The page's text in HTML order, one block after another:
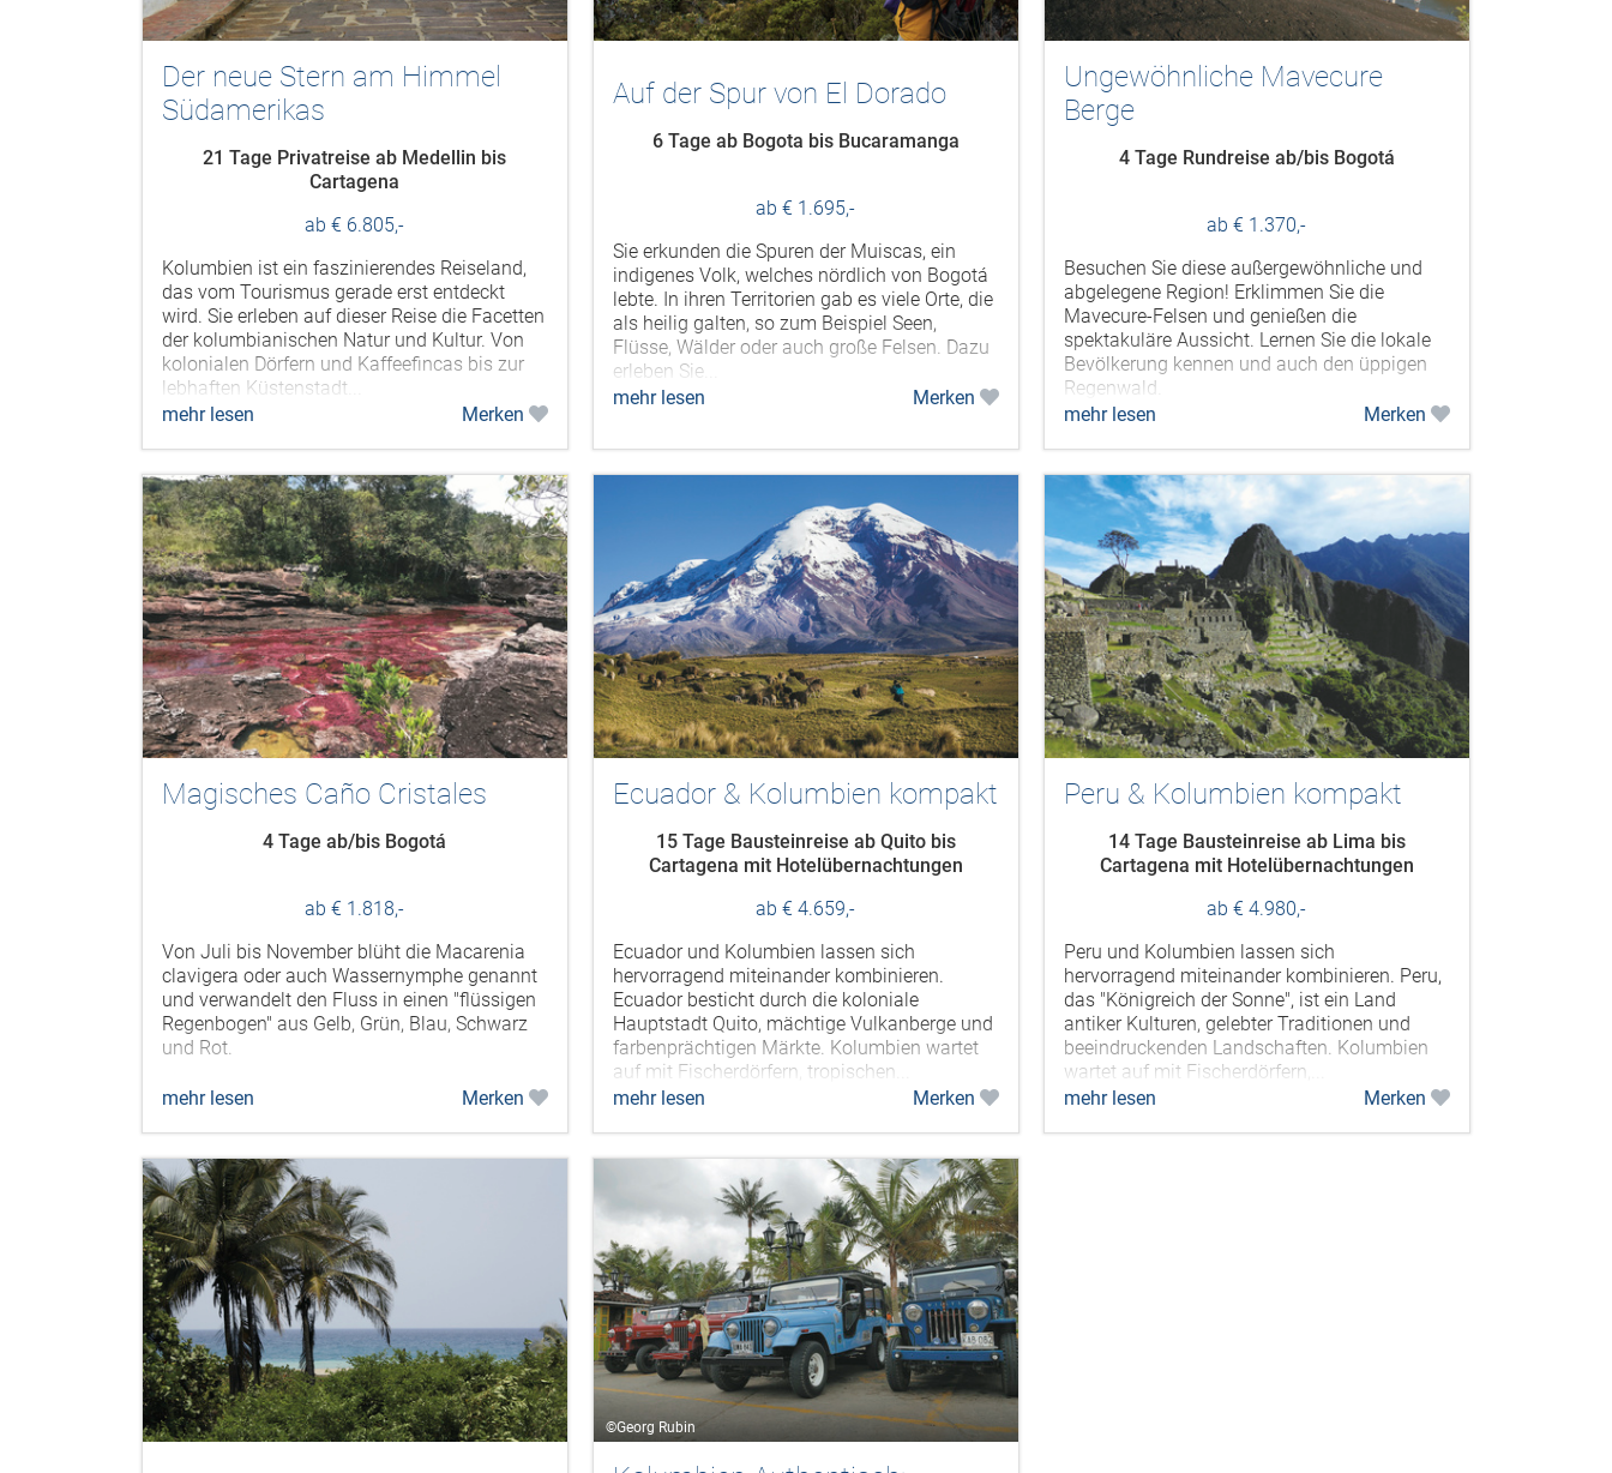
Der neue Stern am Himmel
Südamerikas
21 Tage Privatreise ab Medellin bis
Cartagena
ab € 6.805,-
Kolumbien ist ein faszinierendes Reiseland,
das vom Tourismus gerade erst entdeckt
wird. Sie erleben auf dieser Reise die Facetten
der kolumbianischen Natur und Kultur. Von
kolonialen Dörfern und Kaffeefincas bis zur
lebhaften Küstenstadt...
mehr lesen
Merken
Auf der Spur von El Dorado
6 Tage ab Bogota bis Bucaramanga
ab € 1.695,-
Sie erkunden die Spuren der Muiscas, ein
indigenes Volk, welches nördlich von Bogotá
lebte. In ihren Territorien gab es viele Orte, die
als heilig galten, so zum Beispiel Seen,
Flüsse, Wälder oder auch große Felsen. Dazu
erleben Sie...
mehr lesen
Merken
Ungewöhnliche Mavecure
Berge
4 Tage Rundreise ab/bis Bogotá
ab € 1.370,-
Besuchen Sie diese außergewöhnliche und
abgelegene Region! Erklimmen Sie die
Mavecure-Felsen und genießen die
spektakuläre Aussicht. Lernen Sie die lokale
Bevölkerung kennen und auch den üppigen
Regenwald.
mehr lesen
Merken
Magisches Caño Cristales
4 Tage ab/bis Bogotá
ab € 1.818,-
Von Juli bis November blüht die Macarenia
clavigera oder auch Wassernymphe genannt
und verwandelt den Fluss in einen "flüssigen
Regenbogen" aus Gelb, Grün, Blau, Schwarz
und Rot.
mehr lesen Merken
Ecuador & Kolumbien kompakt
15 Tage Bausteinreise ab Quito bis
Cartagena mit Hotelübernachtungen
ab € 4.659,-
Ecuador und Kolumbien lassen sich
hervorragend miteinander kombinieren.
Ecuador besticht durch die koloniale
Hauptstadt Quito, mächtige Vulkanberge und
farbenprächtigen Märkte. Kolumbien wartet
auf mit Fischerdörfern, tropischen...
mehr lesen
Merken
Peru & Kolumbien kompakt
14 Tage Bausteinreise ab Lima bis
Cartagena mit Hotelübernachtungen
ab € 4.980,-
Peru und Kolumbien lassen sich
hervorragend miteinander kombinieren. Peru,
das "Königreich der Sonne", ist ein Land
antiker Kulturen, gelebter Traditionen und
beeindruckenden Landschaften. Kolumbien
wartet auf mit Fischerdörfern,...
mehr lesen
Merken
©Georg Rubin